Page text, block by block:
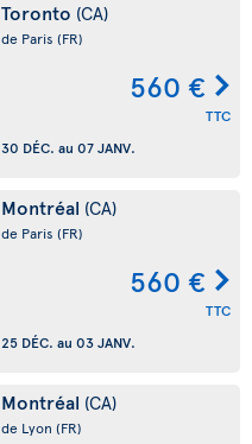
Toronto (CA)
de Paris (FR)
560 €
TTC
30 DÉC. au 07 JANV.
Montréal (CA)
de Paris (FR)
560 €
TTC
25 DÉC. au 03 JANV.
Montréal (CA)
de Lyon (FR)